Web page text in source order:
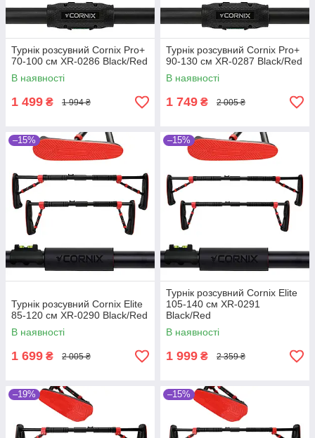
Турнік розсувний Cornix Pro+
70-100 см XR-0286 Black/Red
В наявності
1 499 ₴ 1 994 ₴
Турнік розсувний Cornix Pro+
90-130 см XR-0287 Black/Red
В наявності
1 749 ₴ 2 005 ₴
–15%
Турнік розсувний Cornix Elite
85-120 см XR-0290 Black/Red
В наявності
1 699 ₴ 2 005 ₴
–15%
Турнік розсувний Cornix Elite
105-140 см XR-0291
Black/Red
В наявності
1 999 ₴ 2 359 ₴
–19% –15%